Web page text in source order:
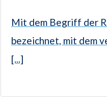
Mit dem Begriff der
bezeichnet, mit dem
[...]